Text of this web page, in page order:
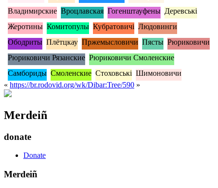
Владимирские Вроцлавская Гогенштауфены Деревські
Жеротины Комитопулы Кубратовичі Людовинги
Ободриты Плётцкау Пржемысловичи Пясты Рюриковичи
Рюриковичи Рязанские Рюриковичи Смоленские
Самбориды Смоленские Стоховські Шимоновичи
« https://br.rodovid.org/wk/Dibar:Tree/590 »
Merdeiñ
donate
Donate
Merdeiñ